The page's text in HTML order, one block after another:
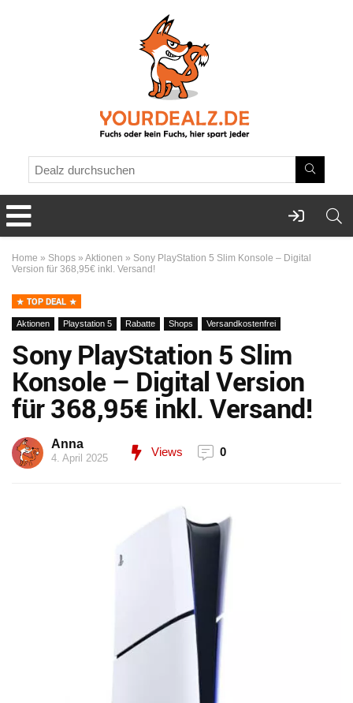
Home » Shops » Aktionen » Sony PlayStation 5 Slim Konsole – Digital
Version für 368,95€ inkl. Versand!
TOP DEAL
Aktionen Playstation 5 Rabatte Shops Versandkostenfrei
Sony PlayStation 5 Slim
Konsole – Digital Version
für 368,95€ inkl. Versand!
Anna
4. April 2025 Views 0